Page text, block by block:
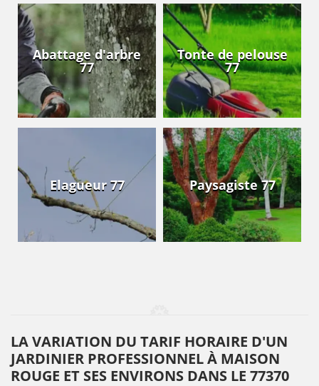
Abattage d'arbre
77
Tonte de pelouse
77
Elagueur 77 Paysagiste 77
LA VARIATION DU TARIF HORAIRE D'UN
JARDINIER PROFESSIONNEL À MAISON
ROUGE ET SES ENVIRONS DANS LE 77370